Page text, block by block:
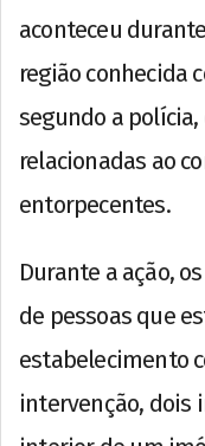
aconteceu
região conhecida
segundo a
relacionadas ao
entorpecentes.
Durante a ação,
de pessoas que
estabelecimento
intervenção, dois